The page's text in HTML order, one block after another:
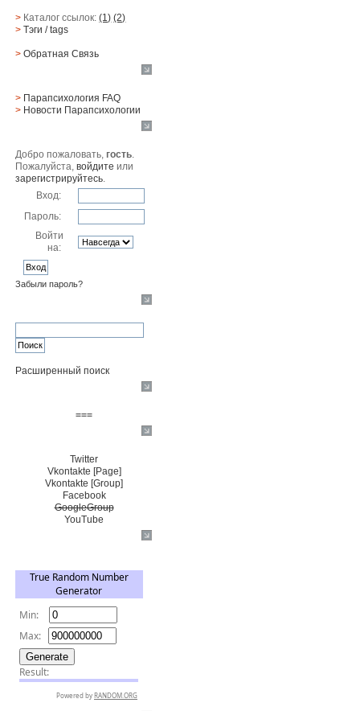
> Каталог ссылок:(1) (2)
> Тэги/ tags
> Обратная Cвязь
> Парапсихология FAQ
> Новости Парапсихологии
Добро пожаловать,гость.
Пожалуйста,войдите или
зарегистрируйтесь.
Вход:
Пароль:
Войти
на:
Забыли пароль?
Расширенный поиск
===
Twitter
Vkontakte [Page]
Vkontakte [Group]
Facebook
GoogleGroup
YouTube